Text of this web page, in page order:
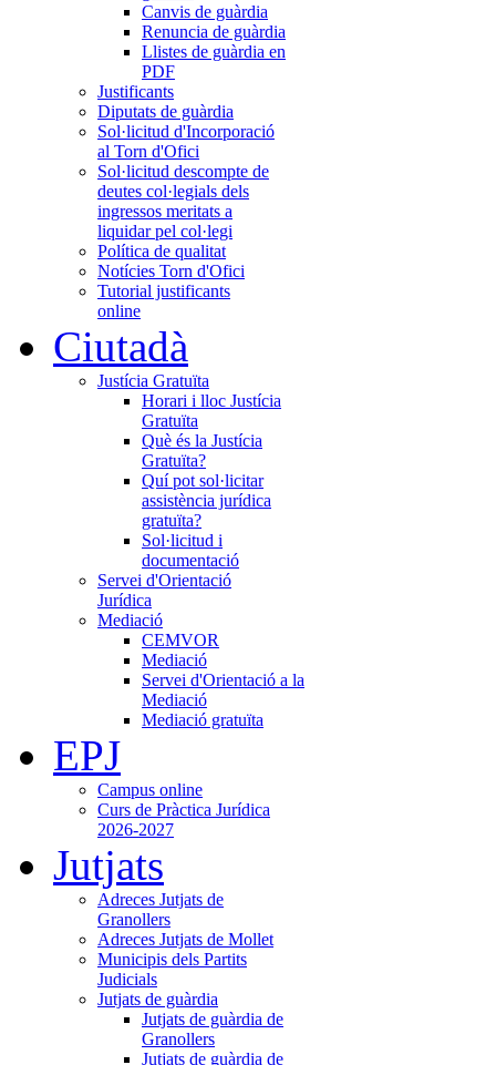
Canvis de guàrdia
Renuncia de guàrdia
Llistes de guàrdia en
PDF
Justificants
Diputats de guàrdia
Sol·licitud d'Incorporació
al Torn d'Ofici
Sol·licitud descompte de
deutes col·legials dels
ingressos meritats a
liquidar pel col·legi
Política de qualitat
Notícies Torn d'Ofici
Tutorial justificants
online
Ciutadà
Justícia Gratuïta
Horari i lloc Justícia
Gratuïta
Què és la Justícia
Gratuïta?
Quí pot sol·licitar
assistència jurídica
gratuïta?
Sol·licitud i
documentació
Servei d'Orientació
Jurídica
Mediació
CEMVOR
Mediació
Servei d'Orientació a la
Mediació
Mediació gratuïta
EPJ
Campus online
Curs de Pràctica Jurídica
2026-2027
Jutjats
Adreces Jutjats de
Granollers
Adreces Jutjats de Mollet
Municipis dels Partits
Judicials
Jutjats de guàrdia
Jutjats de guàrdia de
Granollers
Jutjats de guàrdia de